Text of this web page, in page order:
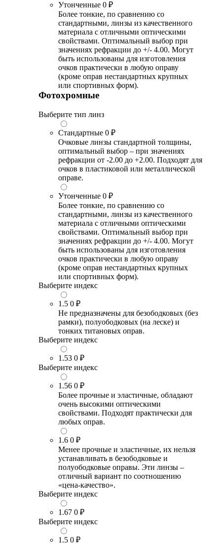
Утонченные 0 ₽
Более тонкие, по сравнению со
стандартными, линзы из качественного
материала с отличными оптическими
свойствами. Оптимальный выбор при
значениях рефракции до +/- 4.00. Могут
быть использованы для изготовления
очков практически в любую оправу
(кроме оправ нестандартных крупных
или спортивных форм).
Фотохромные
Выберите тип линз
Стандартные 0 ₽
Очковые линзы стандартной толщины,
оптимальный выбор – при значениях
рефракции от -2.00 до +2.00. Подходят для
очков в пластиковой или металлической
оправе.
Утонченные 0 ₽
Более тонкие, по сравнению со
стандартными, линзы из качественного
материала с отличными оптическими
свойствами. Оптимальный выбор при
значениях рефракции до +/- 4.00. Могут
быть использованы для изготовления
очков практически в любую оправу
(кроме оправ нестандартных крупных
или спортивных форм).
Выберите индекс
1.5 0 ₽
Не предназначены для безободковых (без
рамки), полуободковых (на леске) и
тонких титановых оправ.
Выберите индекс
1.53 0 ₽
Выберите индекс
1.56 0 ₽
Более прочные и эластичные, обладают
очень высокими оптическими
свойствами. Подходят практически для
любых оправ.
1.6 0 ₽
Менее прочные и эластичные, их нельзя
устанавливать в безободковые и
полуободковые оправы. Эти линзы –
отличный вариант по соотношению
«цена-качество».
Выберите индекс
1.67 0 ₽
Выберите индекс
1.5 0 ₽